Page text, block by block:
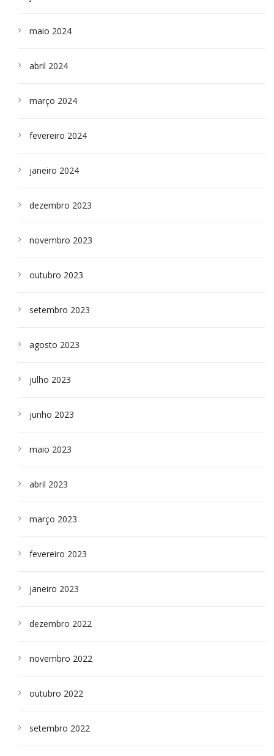
maio 2024
abril 2024
março 2024
fevereiro 2024
janeiro 2024
dezembro 2023
novembro 2023
outubro 2023
setembro 2023
agosto 2023
julho 2023
junho 2023
maio 2023
abril 2023
março 2023
fevereiro 2023
janeiro 2023
dezembro 2022
novembro 2022
outubro 2022
setembro 2022